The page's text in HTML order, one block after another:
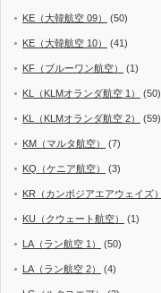
KE（大韓航空 09） (50)
KE（大韓航空 10） (41)
KF（ブルーワン航空） (1)
KL（KLMオランダ航空 1） (50)
KL（KLMオランダ航空 2） (59)
KM（マルタ航空） (7)
KQ（ケニア航空） (3)
KR（カンボジアエアウェイズ）
KU（クウェート航空） (1)
LA（ラン航空 1） (50)
LA（ラン航空 2） (4)